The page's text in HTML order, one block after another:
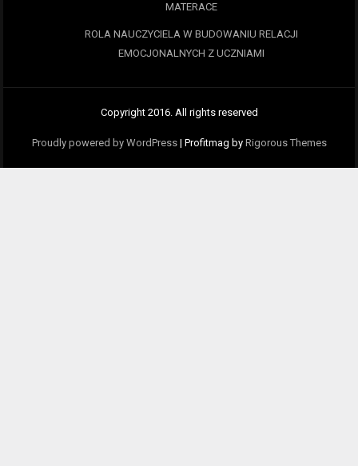
MATERACE
ROLA NAUCZYCIELA W BUDOWANIU RELACJI
EMOCJONALNYCH Z UCZNIAMI
Copyright 2016. All rights reserved
Proudly powered by WordPress | Profitmag by Rigorous Themes